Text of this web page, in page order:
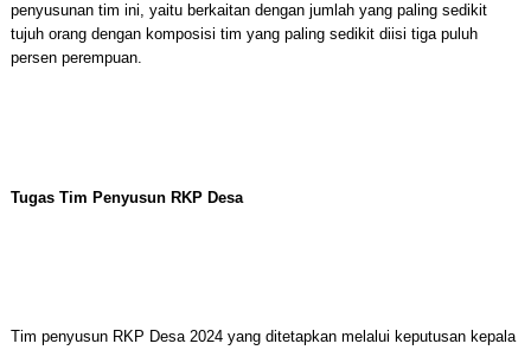
penyusunan tim ini, yaitu berkaitan dengan jumlah yang paling sedikit
tujuh orang dengan komposisi tim yang paling sedikit diisi tiga puluh
persen perempuan.
Tugas Tim Penyusun RKP Desa
Tim penyusun RKP Desa 2024 yang ditetapkan melalui keputusan kepala